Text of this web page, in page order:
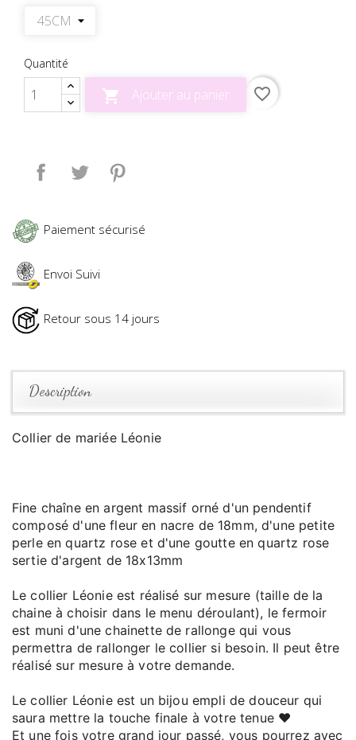
Quantité
 Ajouter au panier favorite_border
Partager Tweet
Paiement sécurisé
Envoi Suivi
Retour sous 14 jours
Description
Collier de mariée Léonie
Fine chaîne en argent massif orné d'un pendentif
composé d'une fleur en nacre de 18mm, d'une petite
perle en quartz rose et d'une goutte en quartz rose
sertie d'argent de 18x13mm
Le collier Léonie est réalisé sur mesure (taille de la
chaine à choisir dans le menu déroulant), le fermoir
est muni d'une chainette de rallonge qui vous
permettra de rallonger le collier si besoin. Il peut être
réalisé sur mesure à votre demande.
Le collier Léonie est un bijou empli de douceur qui
saura mettre la touche finale à votre tenue ♥
Et une fois votre grand jour passé, vous pourrez avec